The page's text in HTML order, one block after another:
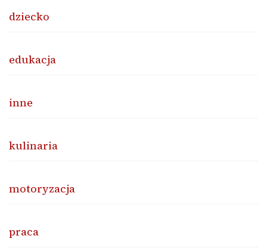
dziecko
edukacja
inne
kulinaria
motoryzacja
praca